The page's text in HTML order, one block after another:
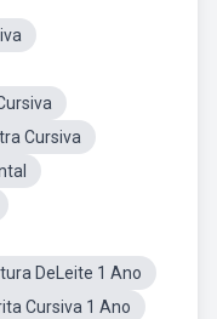
Cursiva
DeLeite 1 Ano
Cursiva 1 Ano